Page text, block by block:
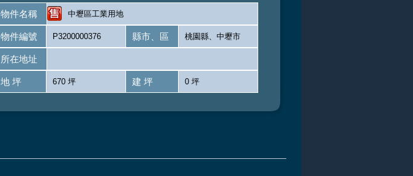
物件名稱 中壢區工業用地
物件編號 P3200000376 縣市、區 桃園縣、中壢市
所在地址
地 坪 670 坪 建 坪 0 坪